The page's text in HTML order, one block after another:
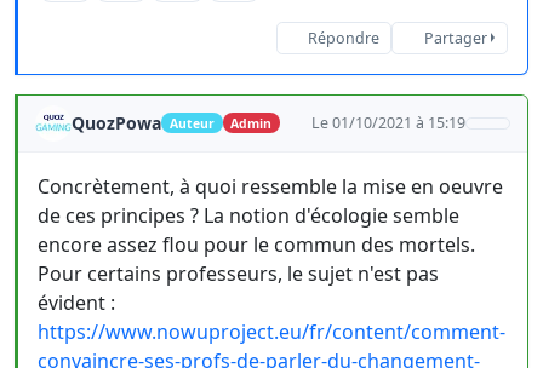
Répondre Partager
QuozPowa Auteur Admin Le 01/10/2021 à 15:19
Concrètement, à quoi ressemble la mise en oeuvre
de ces principes ? La notion d'écologie semble
encore assez flou pour le commun des mortels.
Pour certains professeurs, le sujet n'est pas
évident :
https://www.nowuproject.eu/fr/content/comment-
convaincre-ses-profs-de-parler-du-changement-